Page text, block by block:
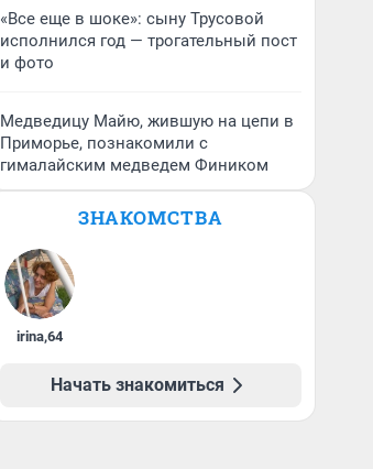
«Все еще в шоке»: сыну Трусовой
исполнился год — трогательный пост
и фото
Медведицу Майю, жившую на цепи в
Приморье, познакомили с
гималайским медведем Фиником
ЗНАКОМСТВА
irina,64
Начать знакомиться